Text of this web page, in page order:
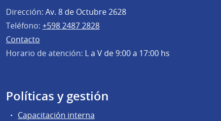
Dirección: Av. 8 de Octubre 2628
Teléfono: +598 2487 2828
Contacto
Horario de atención: L a V de 9:00 a 17:00 hs
Políticas y gestión
Capacitación interna